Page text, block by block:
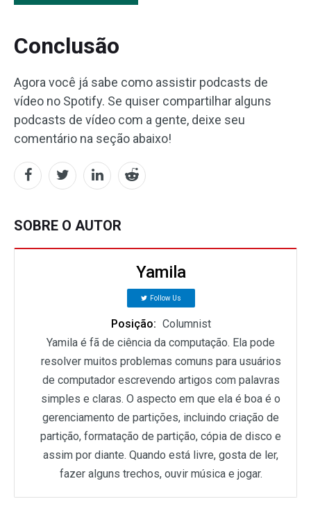
Conclusão
Agora você já sabe como assistir podcasts de
vídeo no Spotify. Se quiser compartilhar alguns
podcasts de vídeo com a gente, deixe seu
comentário na seção abaixo!
SOBRE O AUTOR
Yamila
Follow Us
Posição: Columnist
Yamila é fã de ciência da computação. Ela pode
resolver muitos problemas comuns para usuários
de computador escrevendo artigos com palavras
simples e claras. O aspecto em que ela é boa é o
gerenciamento de partições, incluindo criação de
partição, formatação de partição, cópia de disco e
assim por diante. Quando está livre, gosta de ler,
fazer alguns trechos, ouvir música e jogar.